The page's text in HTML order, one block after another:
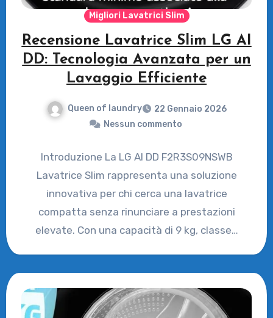
Migliori Lavatrici Slim
Recensione Lavatrice Slim LG AI
DD: Tecnologia Avanzata per un
Lavaggio Efficiente
Queen of laundry
22 Gennaio 2026
Nessun commento
Introduzione La LG AI DD F2R3S09NSWB
Lavatrice Slim rappresenta una soluzione
innovativa per chi cerca una lavatrice
compatta senza rinunciare a prestazioni
elevate. Con una capacità di 9 kg, classe…